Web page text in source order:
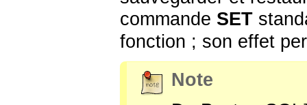
commande SET
fonction ; son effet
Note